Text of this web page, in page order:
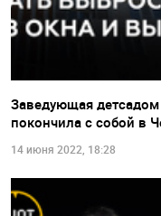
Заведующая
покончила с собой в
14 июня 2022, 18:28